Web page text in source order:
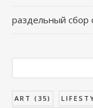
раздельный сбор
ART (35)